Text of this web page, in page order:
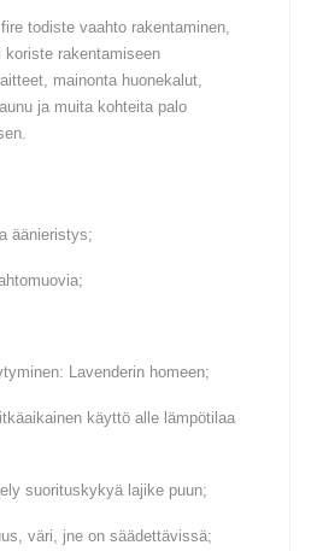
todiste vaahto rakentaminen,
rakentamiseen
mainonta huonekalut,
ja muita kohteita palo
äänieristys;
Lavenderin homeen;
käyttö alle lämpötilaa
suorituskykyä lajike puun;
väri, jne on säädettävissä;